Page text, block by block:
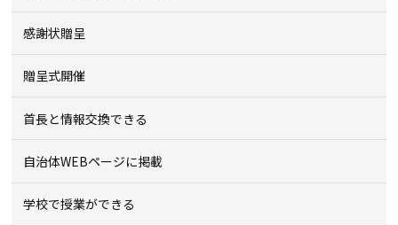
感謝状贈呈
贈呈式開催
首長と情報交換できる
自治体WEBページに掲載
学校で授業ができる